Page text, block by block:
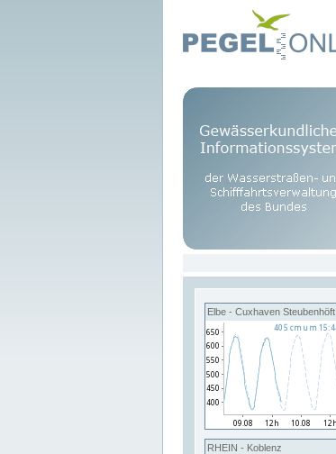
Elbe - Cuxhaven Steubenhöft
RHEIN - Koblenz